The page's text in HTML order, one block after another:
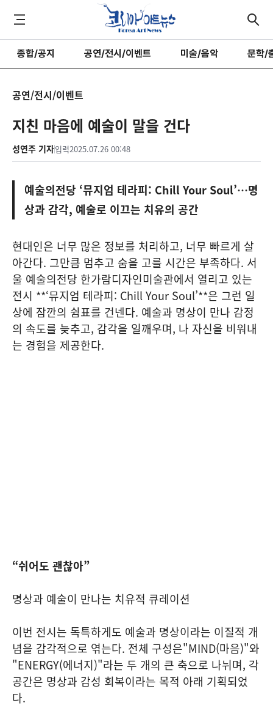
종합/공지 공연/전시/이벤트 미술/음악 문학/
공연/전시/이벤트
지친 마음에 예술이 말을 건다
성연주 기자입력2025.07.26 00:48
예술의전당 ‘뮤지엄 테라피: Chill Your Soul’…명
상과 감각, 예술로 이끄는 치유의 공간
현대인은 너무 많은 정보를 처리하고, 너무 빠르게 살
아간다. 그만큼 멈추고 숨을 고를 시간은 부족하다. 서
울 예술의전당 한가람디자인미술관에서 열리고 있는
전시 **‘뮤지엄 테라피: Chill Your Soul’**은 그런 일
상에 잠깐의 쉼표를 건넨다. 예술과 명상이 만나 감정
의 속도를 늦추고, 감각을 일깨우며, 나 자신을 비워내
는 경험을 제공한다.
“쉬어도 괜찮아”
명상과 예술이 만나는 치유적 큐레이션
이번 전시는 독특하게도 예술과 명상이라는 이질적 개
념을 감각적으로 엮는다. 전체 구성은"MIND(마음)"와
"ENERGY(에너지)"라는 두 개의 큰 축으로 나뉘며, 각
공간은 명상과 감성 회복이라는 목적 아래 기획되었
다.